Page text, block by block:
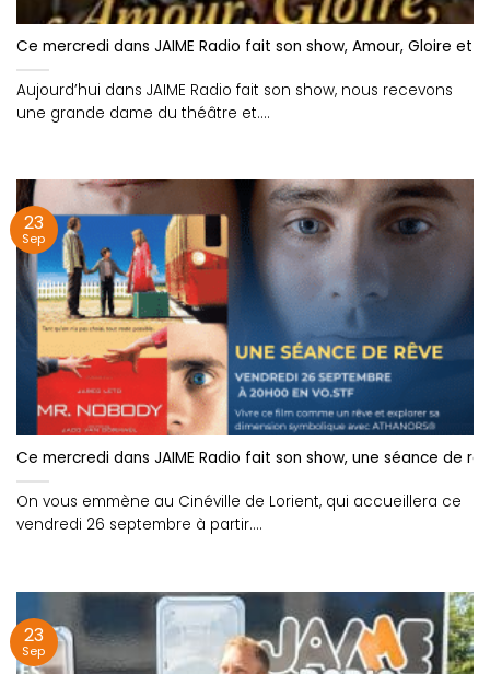
Ce mercredi dans JAIME Radio fait son show, Amour, Gloire et
Aujourd’hui dans JAIME Radio fait son show, nous recevons
une grande dame du théâtre et....
Ce mercredi dans JAIME Radio fait son show, une séance de
On vous emmène au Cinéville de Lorient, qui accueillera ce
vendredi 26 septembre à partir....
23
Sep
23
Sep